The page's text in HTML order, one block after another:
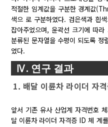
적절한 임계값을 구분한 경계값
색으 로 구분하였다. 검은색과 흰
잡아주었으며, 윤곽선 크기에 따
분류된 문자열을 수평이 되도록
였다.
Ⅳ. 연구 결과
1. 배달 이륜차 라이더 자
앞서 기존 유사 산업계 자격번호
달 이륜차 라이더 자격증 ID 체 계